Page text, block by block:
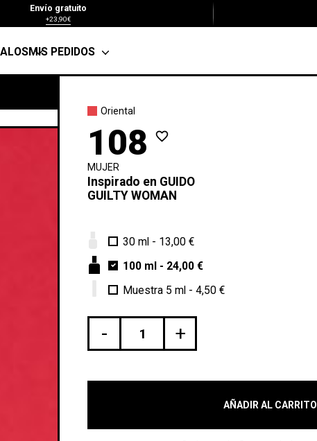
Envío gratuito
+23,90€
MIS PEDIDOS
Oriental
108 favorite_border
MUJER
Inspirado en GUIDO
GUILTY WOMAN
30 ml - 13,00 €
100 ml - 24,00 €
Muestra 5 ml - 4,50 €
- +
AÑADIR AL CARRITO